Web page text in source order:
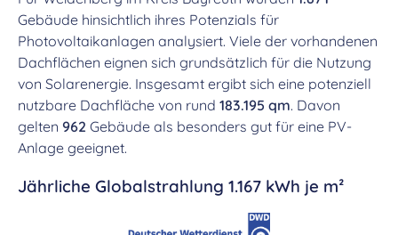
Gebäude hinsichtlich ihres Potenzials für
Photovoltaikanlagen analysiert. Viele der vorhandenen
Dachflächen eignen sich grundsätzlich für die Nutzung
von Solarenergie. Insgesamt ergibt sich eine potenziell
nutzbare Dachfläche von rund 183.195 qm. Davon
gelten 962 Gebäude als besonders gut für eine PV-
Anlage geeignet.
Jährliche Globalstrahlung 1.167 kWh je m²